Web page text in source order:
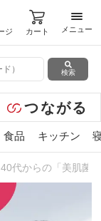
ジ カート
メニ
メニュー
検索
つながる
食品 キッチン
40代からの「美肌菌
」の育て